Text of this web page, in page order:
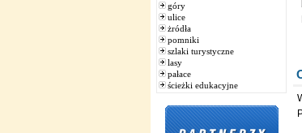
góry
ulice
żródła
pomniki
szlaki turystyczne
lasy
pałace
ścieżki edukacyjne